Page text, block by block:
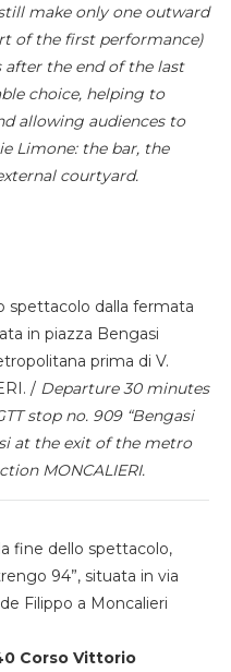
make only one outward
of the first performance)
the end of the last
choice, helping to
allowing audiences to
Limone: the bar, the
courtyard.
spettacolo dalla fermata
in piazza Bengasi
prima di V.
/ Departure 30 minutes
stop no. 909 “Bengasi
at the exit of the metro
MONCALIERI.
fine dello spettacolo,
94”, situata in via
Filippo a Moncalieri
Corso Vittorio